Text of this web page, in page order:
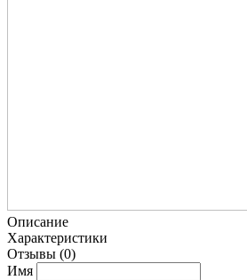
Описание
Характеристики
Отзывы (0)
Имя